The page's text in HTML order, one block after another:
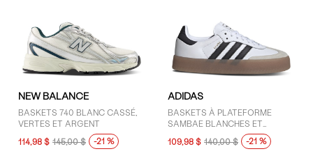
NEW BALANCE
BASKETS 740 BLANC CASSÉ,
VERTES ET ARGENT
114,98 $ 145,00 $ -21 %
ADIDAS
BASKETS À PLATEFORME
SAMBAE BLANCHES ET
NOIRES POUR FEMMES
109,98 $ 140,00 $ -21 %